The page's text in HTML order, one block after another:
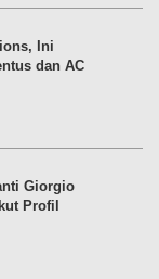
Ini
dan AC
Giorgio
Profil